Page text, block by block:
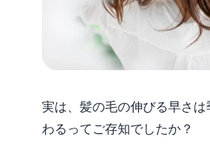
実は、髪の毛の伸びる早さ
わるってご存知でしたか？